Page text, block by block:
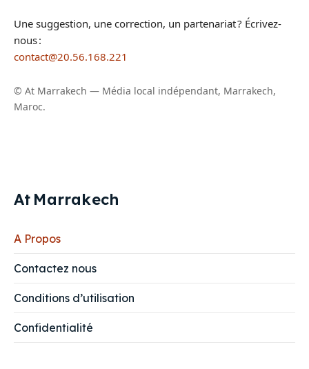
Une suggestion, une correction, un partenariat ? Écrivez-
nous :
contact@20.56.168.221
© At Marrakech — Média local indépendant, Marrakech,
Maroc.
At Marrakech
A Propos
Contactez nous
Conditions d’utilisation
Confidentialité